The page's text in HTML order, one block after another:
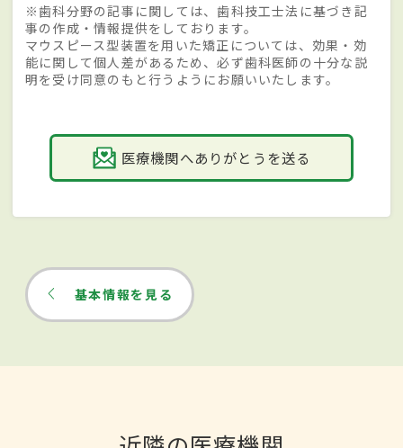
※歯科分野の記事に関しては、歯科技工士法に基づき記
事の作成・情報提供をしております。
マウスピース型装置を用いた矯正については、効果・効
能に関して個人差があるため、必ず歯科医師の十分な説
明を受け同意のもと行うようにお願いいたします。
医療機関へありがとうを送る
基本情報を見る